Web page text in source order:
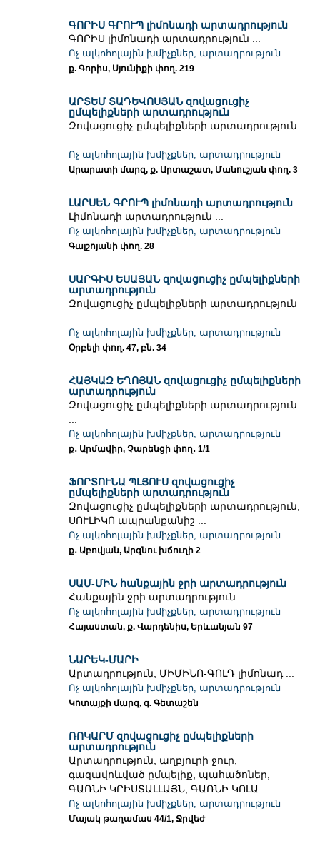
ԳՈՐԻՍ ԳՐՈՒՊ լիմոնադի արտադրություն
ԳՈՐԻՍ լիմոնադի արտադրություն ...
Ոչ ալկոհոլային խմիչքներ, արտադրություն
ք. Գորիս, Սյունիքի փող. 219
ԱՐՏԵՄ ՏԱԴԵՎՈՍՅԱՆ զովացուցիչ
ըմպելիքների արտադրություն
Զովացուցիչ ըմպելիքների արտադրություն
Ոչ ալկոհոլային խմիչքներ, արտադրություն
Արարատի մարզ, ք. Արտաշատ, Մանուշյան փող. 3
ԼԱՐՍԵՆ ԳՐՈՒՊ լիմոնադի արտադրություն
Լիմոնադի արտադրություն ...
Ոչ ալկոհոլային խմիչքներ, արտադրություն
Գալշոյանի փող. 28
ՍԱՐԳԻՍ ԵՍԱՅԱՆ զովացուցիչ ըմպելիքների
արտադրություն
Զովացուցիչ ըմպելիքների արտադրություն
Ոչ ալկոհոլային խմիչքներ, արտադրություն
Օրբելի փող. 47, բն. 34
ՀԱՅԿԱԶ ԵՂՈՅԱՆ զովացուցիչ ըմպելիքների
արտադրություն
Զովացուցիչ ըմպելիքների արտադրություն
Ոչ ալկոհոլային խմիչքներ, արտադրություն
ք․ Արմավիր, Չարենցի փող․ 1/1
ՖՈՐՏՈՒՆԱ ՊԼՅՈՒՍ զովացուցիչ
ըմպելիքների արտադրություն
Զովացուցիչ ըմպելիքների արտադրություն,
ՍՈՒԼԻԿՈ ապրանքանիշ ...
Ոչ ալկոհոլային խմիչքներ, արտադրություն
ք․ Աբովյան, Արզնու խճուղի 2
ՍԱՄ-ՄԻՆ հանքային ջրի արտադրություն
Հանքային ջրի արտադրություն ...
Ոչ ալկոհոլային խմիչքներ, արտադրություն
Հայաստան, ք. Վարդենիս, Երևանյան 97
ՆԱՐԵԿ-ՄԱՐԻ
Արտադրություն, ՄԻՄԻՆՈ-ԳՈԼԴ լիմոնադ ...
Ոչ ալկոհոլային խմիչքներ, արտադրություն
Կոտայքի մարզ, գ. Գետաշեն
ՌՈԿԱՐՄ զովացուցիչ ըմպելիքների
արտադրություն
Արտադրություն, աղբյուրի ջուր,
գազավոևված ըմպելիք, պահածոներ,
ԳԱՌՆԻ ԿՐԻՍՏԱԼԼԱՅՆ, ԳԱՌՆԻ ԿՈԼԱ ...
Ոչ ալկոհոլային խմիչքներ, արտադրություն
Մայակ թաղամաս 44/1, Ջրվեժ